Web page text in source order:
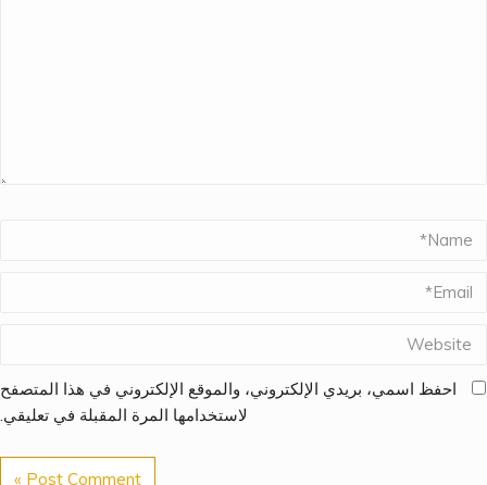
احفظ اسمي، بريدي الإلكتروني، والموقع الإلكتروني في هذا المتصفح
لاستخدامها المرة المقبلة في تعليقي.